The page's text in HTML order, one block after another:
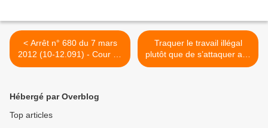
< Arrêt n° 680 du 7 mars
2012 (10-12.091) - Cour de
cassation - Chambre
Traquer le travail illégal
plutôt que de s’attaquer aux
salariés ! Communiqué
Hébergé par Overblog
Top articles